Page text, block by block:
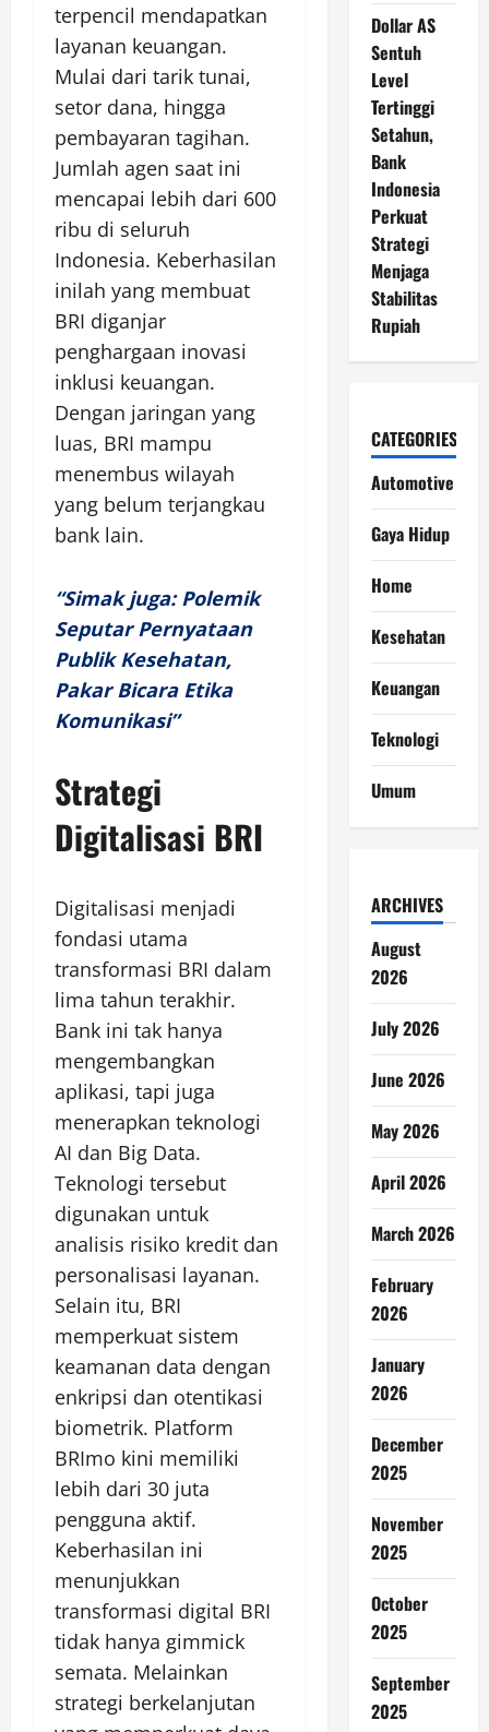
terpencil mendapatkan
layanan keuangan.
Mulai dari tarik tunai,
setor dana, hingga
pembayaran tagihan.
Jumlah agen saat ini
mencapai lebih dari 600
ribu di seluruh
Indonesia. Keberhasilan
inilah yang membuat
BRI diganjar
penghargaan inovasi
inklusi keuangan.
Dengan jaringan yang
luas, BRI mampu
menembus wilayah
yang belum terjangkau
bank lain.
“Simak juga: Polemik
Seputar Pernyataan
Publik Kesehatan,
Pakar Bicara Etika
Komunikasi”
Strategi
Digitalisasi BRI
Digitalisasi menjadi
fondasi utama
transformasi BRI dalam
lima tahun terakhir.
Bank ini tak hanya
mengembangkan
aplikasi, tapi juga
menerapkan teknologi
AI dan Big Data.
Teknologi tersebut
digunakan untuk
analisis risiko kredit dan
personalisasi layanan.
Selain itu, BRI
memperkuat sistem
keamanan data dengan
enkripsi dan otentikasi
biometrik. Platform
BRImo kini memiliki
lebih dari 30 juta
pengguna aktif.
Keberhasilan ini
menunjukkan
transformasi digital BRI
tidak hanya gimmick
semata. Melainkan
strategi berkelanjutan
Dollar AS
Sentuh
Level
Tertinggi
Setahun,
Bank
Indonesia
Perkuat
Strategi
Menjaga
Stabilitas
Rupiah
CATEGORIES
Automotive
Gaya Hidup
Home
Kesehatan
Keuangan
Teknologi
Umum
ARCHIVES
August
2026
July 2026
June 2026
May 2026
April 2026
March 2026
February
2026
January
2026
December
2025
November
2025
October
2025
September
2025